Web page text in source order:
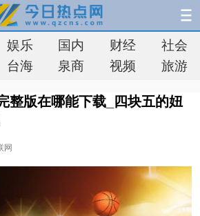
娱乐 国内 财经
社会
台海 泉商 视频 旅游
整版在哪能下载_四块五的妞
网